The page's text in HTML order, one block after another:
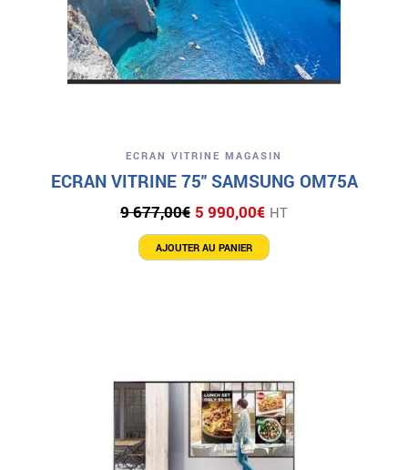
ECRAN VITRINE MAGASIN
ECRAN VITRINE 75″ SAMSUNG OM75A
9 677,00€ Le
prix
initial
5 990,00€Le
prix
actuel
HT
AJOUTER AU PANIER